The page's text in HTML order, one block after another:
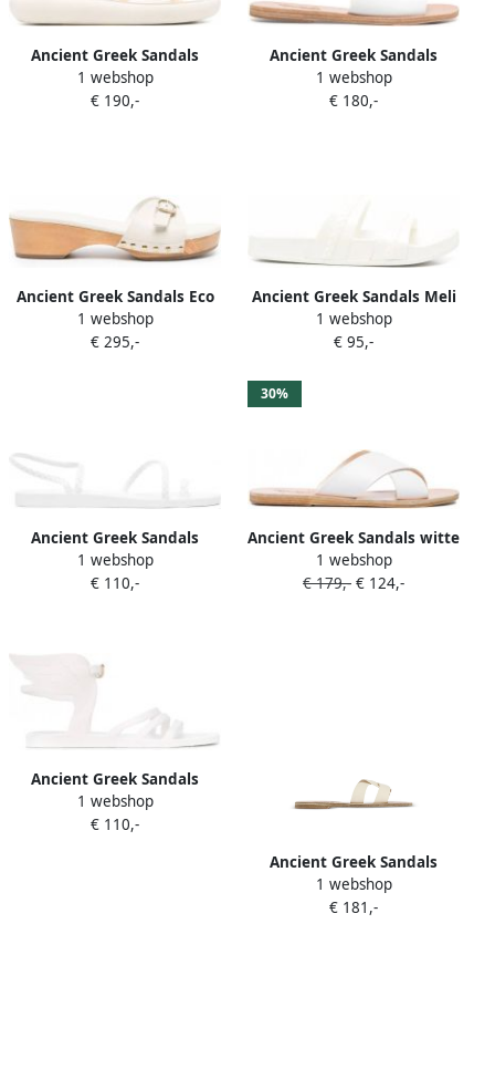
Ancient Greek Sandals
Sandalen met gekruiste
bandjes Wit
1 webshop
€ 190,-
Ancient Greek Sandals
Sandalen met open neus
Wit
1 webshop
€ 180,-
Ancient Greek Sandals Eco
Nappa klompen Wit
1 webshop
€ 295,-
Ancient Greek Sandals Meli
slippers met dubbele
bandjes Wit
1 webshop
€ 95,-
Ancient Greek Sandals
Eleftheria jelly sandalen Wit
1 webshop
€ 110,-
30%
Ancient Greek Sandals witte
Thaise leren sandalen
1 webshop
€ 179,- € 124,-
Ancient Greek Sandals
Ikaria sandalen Wit
1 webshop
€ 110,-
Ancient Greek Sandals
white Desmos double strap
leather sandals Wit
1 webshop
€ 181,-